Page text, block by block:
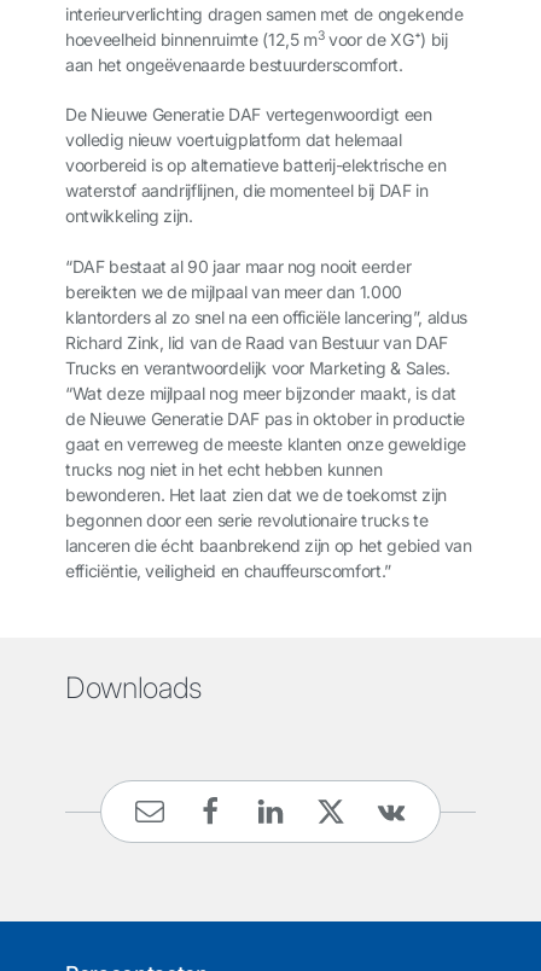
interieurverlichting dragen samen met de ongekende
hoeveelheid binnenruimte (12,5 m3voor de XG⁺) bij
aan het ongeëvenaarde bestuurderscomfort.
De Nieuwe Generatie DAF vertegenwoordigt een
volledig nieuw voertuigplatform dat helemaal
voorbereid is op alternatieve batterij-elektrische en
waterstof aandrijflijnen, die momenteel bij DAF in
ontwikkeling zijn.
“DAF bestaat al 90 jaar maar nog nooit eerder
bereikten we de mijlpaal van meer dan 1.000
klantorders al zo snel na een officiële lancering”, aldus
Richard Zink, lid van de Raad van Bestuur van DAF
Trucks en verantwoordelijk voor Marketing & Sales.
“Wat deze mijlpaal nog meer bijzonder maakt, is dat
de Nieuwe Generatie DAF pas in oktober in productie
gaat en verreweg de meeste klanten onze geweldige
trucks nog niet in het echt hebben kunnen
bewonderen. Het laat zien dat we de toekomst zijn
begonnen door een serie revolutionaire trucks te
lanceren die écht baanbrekend zijn op het gebied van
efficiëntie, veiligheid en chauffeurscomfort.”
Downloads